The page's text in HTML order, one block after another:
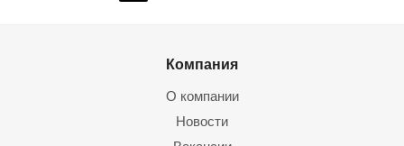
Компания
О компании
Новости